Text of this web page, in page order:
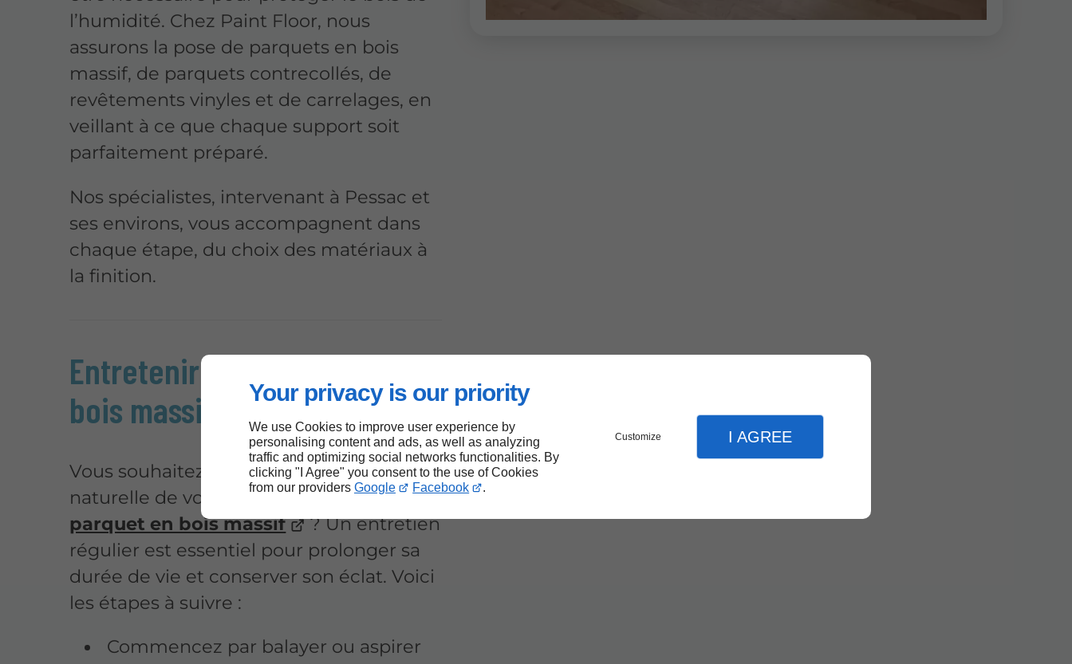
Your privacy is our priority
We use Cookies to improve user experience by
personalising content and ads, as well as analyzing
traffic and optimizing social networks functionalities. By
clicking "I Agree" you consent to the use of Cookies
from our providers Google Facebook .
Customize I AGREE
l’humidité. Chez Paint Floor, nous
assurons la pose de parquets en bois
massif, de parquets contrecollés, de
revêtements vinyles et de carrelages, en
veillant à ce que chaque support soit
parfaitement préparé.
Nos spécialistes, intervenant à Pessac et
ses environs, vous accompagnent dans
chaque étape, du choix des matériaux à
la finition.
Entretenir un parquet en
bois massif à Pessac
Vous souhaitez préserver la beauté
naturelle de votre
parquet en bois massif
? Un entretien
régulier est essentiel pour prolonger sa
durée de vie et conserver son éclat. Voici
les étapes à suivre :
Commencez par balayer ou aspirer